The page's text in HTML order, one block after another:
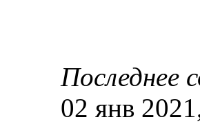
Последнее
02 янв